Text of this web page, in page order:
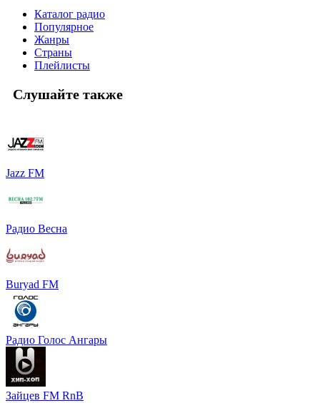
Каталог радио
Популярное
Жанры
Страны
Плейлисты
Слушайте также
Jazz FM
Радио Весна
Buryad FM
Радио Голос Ангары
Зайцев FM RnB